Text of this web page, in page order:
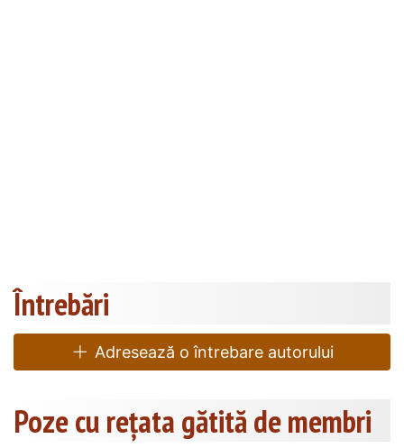
Întrebări
Adresează o întrebare autorului
Poze cu rețata gătită de membri